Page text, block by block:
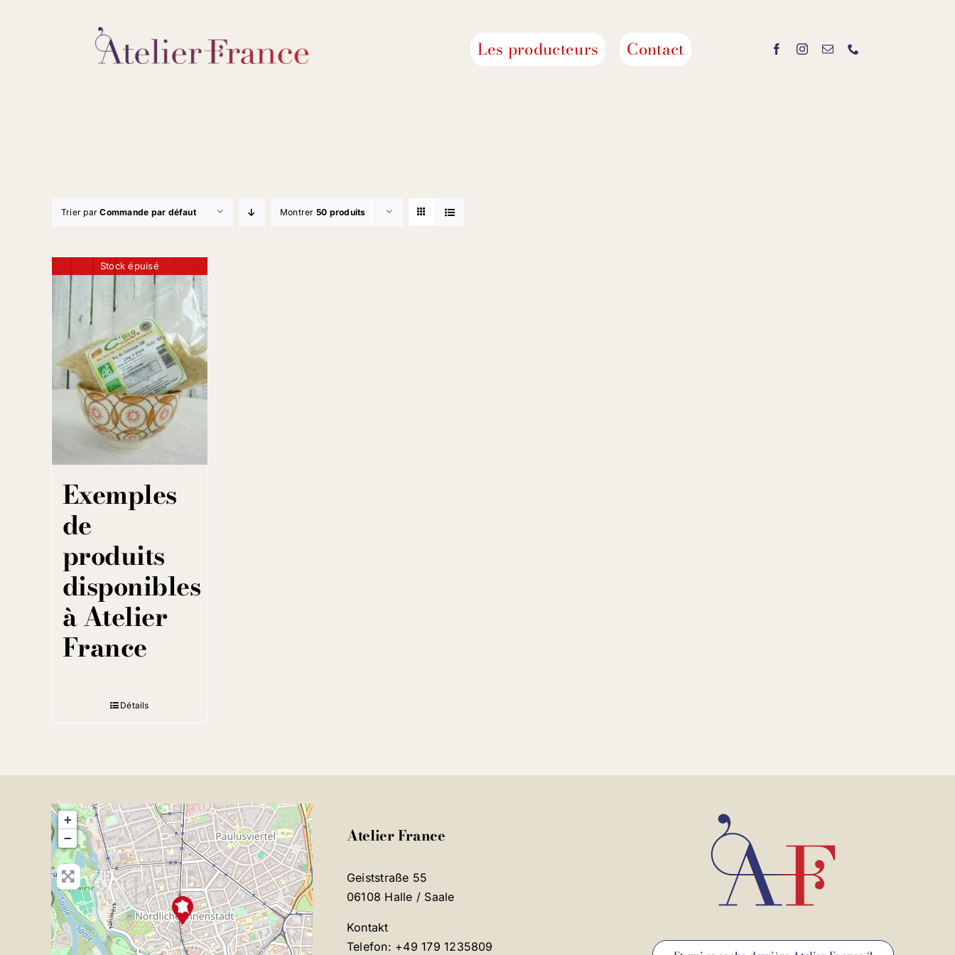
Les producteurs Contact
Trier parCommande par défaut Montrer 50 produits
Stock épuisé
Exemples
de
produits
disponibles
à Atelier
France
Détails
+
−
Atelier France
Geiststraße 55
06108 Halle / Saale
Kontakt
Telefon: +49 179 1235809